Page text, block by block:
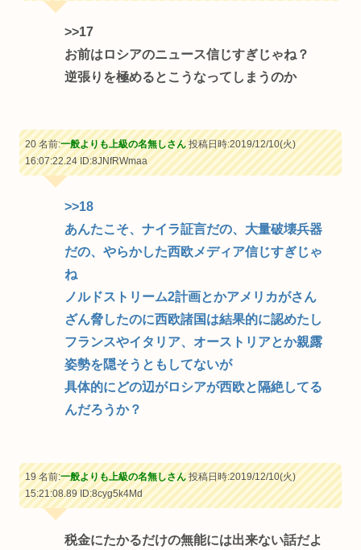
>>17
お前はロシアのニュース信じすぎじゃね？
逆張りを極めるとこうなってしまうのか
20 名前:一般よりも上級の名無しさん投稿日時:2019/12/10(火)
16:07:22.24ID:8JNfRWmaa
>>18
あんたこそ、ナイラ証言だの、大量破壊兵器
だの、やらかした西欧メディア信じすぎじゃ
ね
ノルドストリーム2計画とかアメリカがさん
ざん脅したのに西欧諸国は結果的に認めたし
フランスやイタリア、オーストリアとか親露
姿勢を隠そうともしてないが
具体的にどの辺がロシアが西欧と隔絶してる
んだろうか？
19 名前:一般よりも上級の名無しさん投稿日時:2019/12/10(火)
15:21:08.89ID:8cyg5k4Md
税金にたかるだけの無能には出来ない話だよ